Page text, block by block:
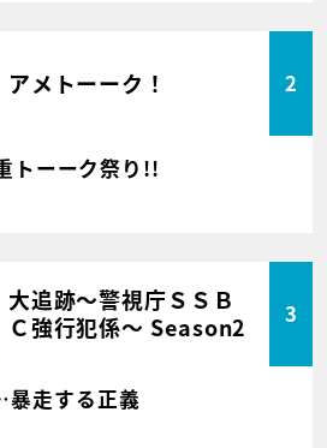
アメトーーク！ 2
トーーク祭り!!
大追跡～警視庁ＳＳＢ
Ｃ強行犯係～ Season2
3
走する正義